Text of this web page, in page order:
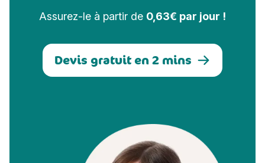
Assurez-le à partir de 0,63€ par jour !
Devis gratuit en 2 mins